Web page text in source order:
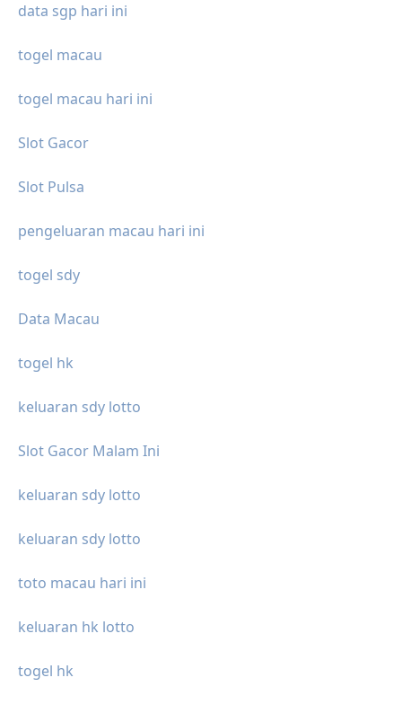
data sgp hari ini
togel macau
togel macau hari ini
Slot Gacor
Slot Pulsa
pengeluaran macau hari ini
togel sdy
Data Macau
togel hk
keluaran sdy lotto
Slot Gacor Malam Ini
keluaran sdy lotto
keluaran sdy lotto
toto macau hari ini
keluaran hk lotto
togel hk